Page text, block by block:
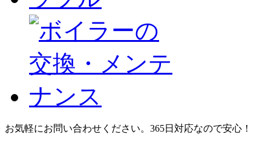
お気軽にお問い合わせください。365日対応なので安心！